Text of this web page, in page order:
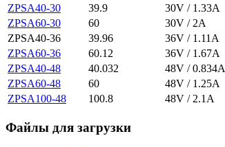
ZPSA40-30
39.9 30V / 1.33A
ZPSA60-30
60 30V / 2A
ZPSA40-36
39.96 36V / 1.11A
ZPSA60-36
60.12 36V / 1.67A
ZPSA40-48
40.032 48V / 0.834A
ZPSA60-48
60 48V / 1.25A
ZPSA100-48
100.8 48V / 2.1A
Файлы для загрузки